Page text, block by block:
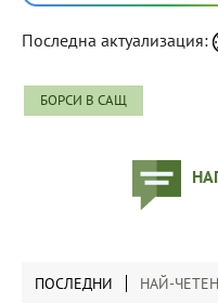
Последна актуализация:
БОРСИ В САЩ
ПОСЛЕДНИ НАЙ-